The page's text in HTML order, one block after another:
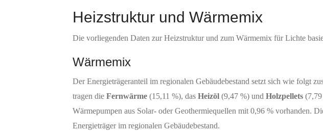
Heizstruktur und Wärmemix
Die vorliegenden Daten zur Heizstruktur und zum Wärmemix für Lichte
Wärmemix
Der Energieträgeranteil im regionalen Gebäudebestand setzt sich wie folgt
tragen die Fernwärme (15,11 %), das Heizöl (9,47 %) und Holzpellets
Wärmepumpen aus Solar- oder Geothermiequellen mit 0,96 % vorhanden.
Energieträger im regionalen Gebäudebestand.